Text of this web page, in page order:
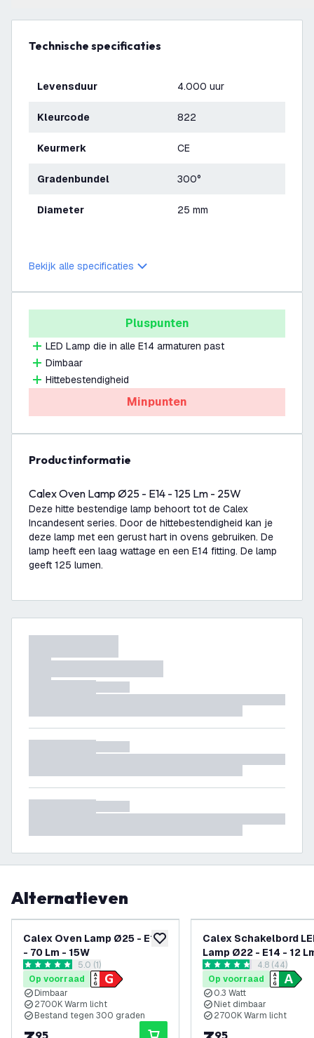
Technische specificaties
Levensduur 4.000 uur
Kleurcode 822
Keurmerk CE
Gradenbundel 300°
Diameter 25 mm
Bekijk alle specificaties
Pluspunten
LED Lamp die in alle E14 armaturen past
Dimbaar
Hittebestendigheid
Minpunten
productinformatie
Calex Oven Lamp Ø25 - E14 - 125 Lm - 25W
Deze hitte bestendige lamp behoort tot de Calex
Incandesent series. Door de hittebestendigheid kan je
deze lamp met een gerust hart in ovens gebruiken. De
lamp heeft een laag wattage en een E14 fitting. De lamp
geeft 125 lumen.
Alternatieven
toevoegen aan verlanglijst
Calex Oven Lamp Ø25 - E14
- 70 Lm - 15W
reviews drawer openen
5 score sterren5.0 (1)
Op voorraad
Dimbaar
2700K Warm licht
Bestand tegen 300 graden
95
Calex Schakelbord
Lamp Ø22 - E14 - 12
reviews
4.8 score sterren4.8 (44)
Op voorraad
0.3 Watt
Niet dimbaar
2700K Warm licht
95